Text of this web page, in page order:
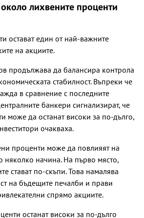
лихвените проценти
остават един от най-важните
на акциите.
продължава да балансира контрола
стабилност. Въпреки че
в сравнение с последните
банкери сигнализират, че
може да останат високи за по-дълго,
очакваха.
проценти може да повлияят на
начина. На първо място,
стават по-скъпи. Това намалява
на бъдещите печалби и прави
спрямо акциите.
останат високи за по-дълго